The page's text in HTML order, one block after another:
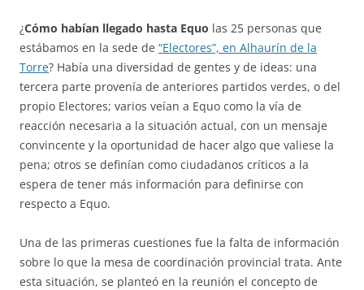
¿Cómo habían llegado hasta Equo las 25 personas que
estábamos en la sede de “Electores”, en Alhaurín de la
Torre? Había una diversidad de gentes y de ideas: una
tercera parte provenía de anteriores partidos verdes, o del
propio Electores; varios veían a Equo como la vía de
reacción necesaria a la situación actual, con un mensaje
convincente y la oportunidad de hacer algo que valiese la
pena; otros se definían como ciudadanos críticos a la
espera de tener más información para definirse con
respecto a Equo.
Una de las primeras cuestiones fue la falta de información
sobre lo que la mesa de coordinación provincial trata. Ante
esta situación, se planteó en la reunión el concepto de